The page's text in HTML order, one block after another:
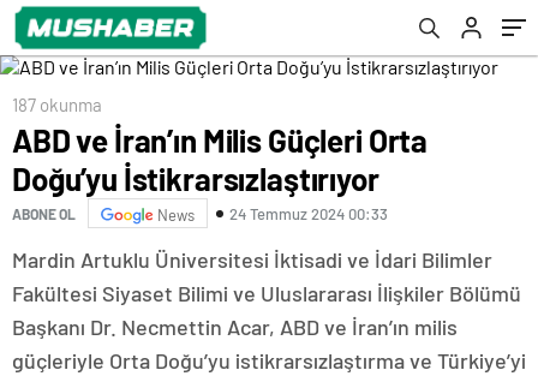
187 okunma
ABD ve İran’ın Milis Güçleri Orta
Doğu’yu İstikrarsızlaştırıyor
ABONE OL News 24 Temmuz 2024 00:33
Mardin Artuklu Üniversitesi İktisadi ve İdari Bilimler
Fakültesi Siyaset Bilimi ve Uluslararası İlişkiler Bölümü
Başkanı Dr. Necmettin Acar, ABD ve İran’ın milis
güçleriyle Orta Doğu’yu istikrarsızlaştırma ve Türkiye’yi